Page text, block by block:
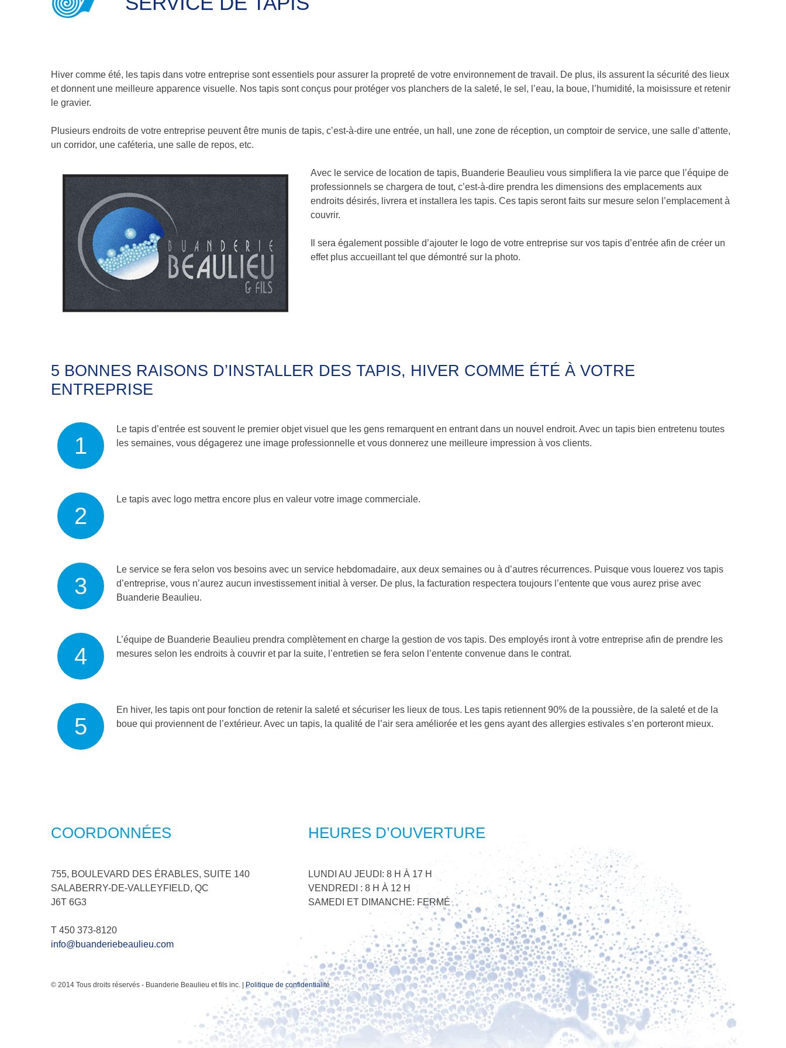
Hiver comme été, les tapis dans votre entreprise sont essentiels pour assurer la propreté de votre environnement de travail. De plus, ils assurent la sécurité des lieux
et donnent une meilleure apparence visuelle. Nos tapis sont conçus pour protéger vos planchers de la saleté, le sel, l’eau, la boue, l’humidité, la moisissure et retenir
le gravier.
Plusieurs endroits de votre entreprise peuvent être munis de tapis, c’est-à-dire une entrée, un hall, une zone de réception, un comptoir de service, une salle d’attente,
un corridor, une caféteria, une salle de repos, etc.
Avec le service de location de tapis, Buanderie Beaulieu vous simplifiera la vie parce que l’équipe de
professionnels se chargera de tout, c’est-à-dire prendra les dimensions des emplacements aux
endroits désirés, livrera et installera les tapis. Ces tapis seront faits sur mesure selon l’emplacement à
couvrir.
Il sera également possible d’ajouter le logo de votre entreprise sur vos tapis d’entrée afin de créer un
effet plus accueillant tel que démontré sur la photo.
5 BONNES RAISONS D’INSTALLER DES TAPIS, HIVER COMME ÉTÉ À VOTRE
ENTREPRISE
Le tapis d’entrée est souvent le premier objet visuel que les gens remarquent en entrant dans un nouvel endroit. Avec un tapis bien entretenu toutes
les semaines, vous dégagerez une image professionnelle et vous donnerez une meilleure impression à vos clients.
Le tapis avec logo mettra encore plus en valeur votre image commerciale.
Le service se fera selon vos besoins avec un service hebdomadaire, aux deux semaines ou à d’autres récurrences. Puisque vous louerez vos tapis
d’entreprise, vous n’aurez aucun investissement initial à verser. De plus, la facturation respectera toujours l’entente que vous aurez prise avec
Buanderie Beaulieu.
L’équipe de Buanderie Beaulieu prendra complètement en charge la gestion de vos tapis. Des employés iront à votre entreprise afin de prendre les
mesures selon les endroits à couvrir et par la suite, l’entretien se fera selon l’entente convenue dans le contrat.
En hiver, les tapis ont pour fonction de retenir la saleté et sécuriser les lieux de tous. Les tapis retiennent 90% de la poussière, de la saleté et de la
boue qui proviennent de l’extérieur. Avec un tapis, la qualité de l’air sera améliorée et les gens ayant des allergies estivales s’en porteront mieux.
COORDONNÉES
755, BOULEVARD DES ÉRABLES, SUITE 140
SALABERRY-DE-VALLEYFIELD, QC
J6T 6G3
T 450 373-8120
info@buanderiebeaulieu.com
HEURES D’OUVERTURE
LUNDI AU JEUDI: 8 H À 17 H
VENDREDI : 8 H À 12 H
SAMEDI ET DIMANCHE: FERMÉ
© 2014 Tous droits réservés - Buanderie Beaulieu et fils inc. |Politique de confidentialité